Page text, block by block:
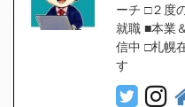
ーチ □２度
就職 ■本業
信中 □札幌
す